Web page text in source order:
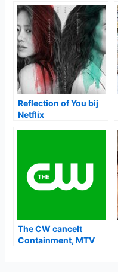
Reflection of You bij
Netflix
The CW cancelt
Containment, MTV